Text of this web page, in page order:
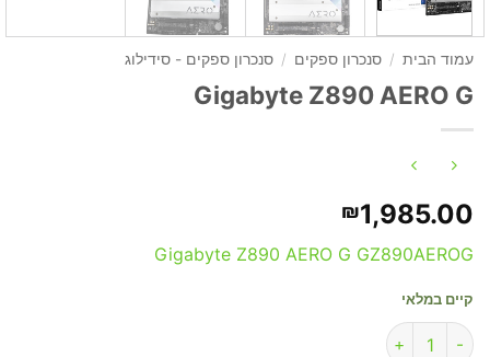
עמוד הבית / סנכרון ספקים / סנכרון ספקים - סידילוג
Gigabyte Z890 AERO G
₪1,985.00
Gigabyte Z890 AERO G GZ890AEROG
קיים במלאי
כמות של Gigabyte Z890 AERO G